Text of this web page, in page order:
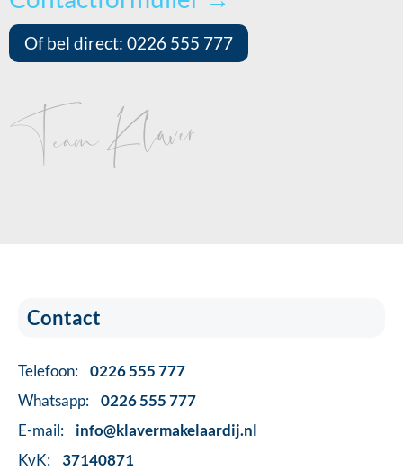
Of bel direct: 0226 555 777
Team Klaver
Contact
Telefoon:
0226 555 777
Whatsapp:
0226 555 777
E-mail:
info@klavermakelaardij.nl
KvK:
37140871